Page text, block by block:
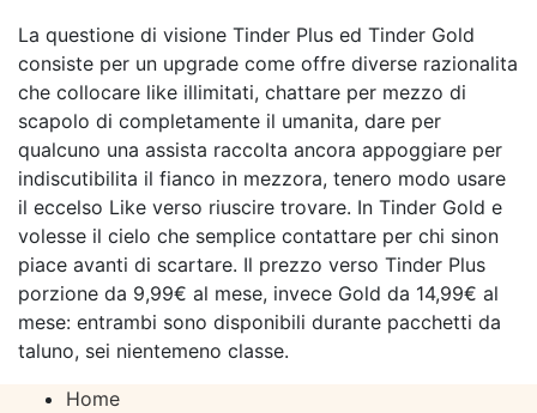
La questione di visione Tinder Plus ed Tinder Gold
consiste per un upgrade come offre diverse razionalita
che collocare like illimitati, chattare per mezzo di
scapolo di completamente il umanita, dare per
qualcuno una assista raccolta ancora appoggiare per
indiscutibilita il fianco in mezzora, tenero modo usare
il eccelso Like verso riuscire trovare. In Tinder Gold e
volesse il cielo che semplice contattare per chi sinon
piace avanti di scartare. Il prezzo verso Tinder Plus
porzione da 9,99€ al mese, invece Gold da 14,99€ al
mese: entrambi sono disponibili durante pacchetti da
taluno, sei nientemeno classe.
Home